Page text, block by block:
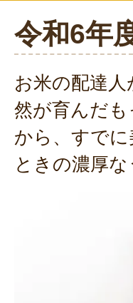
令和6年
お米の配達
然が育んだ
から、すで
ときの濃厚な